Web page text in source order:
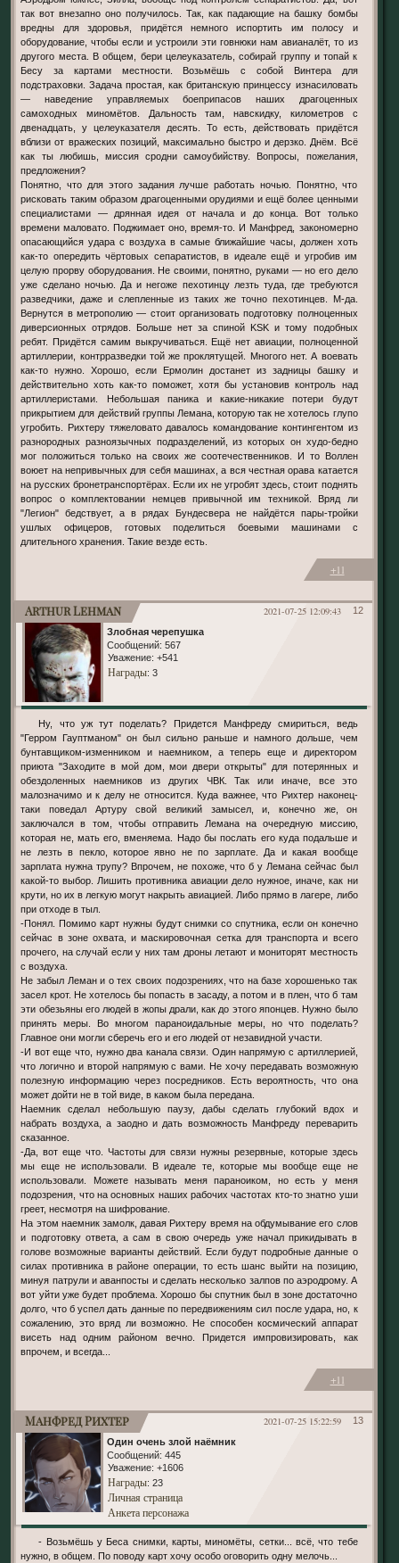
так вот внезапно оно получилось. Так, как падающие на башку бомбы
вредны для здоровья, придётся немного испортить им полосу и
оборудование, чтобы если и устроили эти говнюки нам авианалёт, то из
другого места. В общем, бери целеуказатель, собирай группу и топай к
Бесу за картами местности. Возьмёшь с собой Винтера для
подстраховки. Задача простая, как британскую принцессу изнасиловать
— наведение управляемых боеприпасов наших драгоценных
самоходных миномётов. Дальность там, навскидку, километров с
двенадцать, у целеуказателя десять. То есть, действовать придётся
вблизи от вражеских позиций, максимально быстро и дерзко. Днём. Всё
как ты любишь, миссия сродни самоубийству. Вопросы, пожелания,
предложения?
Понятно, что для этого задания лучше работать ночью. Понятно, что
рисковать таким образом драгоценными орудиями и ещё более ценными
специалистами — дрянная идея от начала и до конца. Вот только
времени маловато. Поджимает оно, время-то. И Манфред, закономерно
опасающийся удара с воздуха в самые ближайшие часы, должен хоть
как-то опередить чёртовых сепаратистов, в идеале ещё и угробив им
целую прорву оборудования. Не своими, понятно, руками — но его дело
уже сделано ночью. Да и негоже пехотинцу лезть туда, где требуются
разведчики, даже и слепленные из таких же точно пехотинцев. М-да.
Вернутся в метрополию — стоит организовать подготовку полноценных
диверсионных отрядов. Больше нет за спиной KSK и тому подобных
ребят. Придётся самим выкручиваться. Ещё нет авиации, полноценной
артиллерии, контрразведки той же проклятущей. Многого нет. А воевать
как-то нужно. Хорошо, если Ермолин достанет из задницы башку и
действительно хоть как-то поможет, хотя бы установив контроль над
артиллеристами. Небольшая паника и какие-никакие потери будут
прикрытием для действий группы Лемана, которую так не хотелось глупо
угробить. Рихтеру тяжеловато давалось командование контингентом из
разнородных разноязычных подразделений, из которых он худо-бедно
мог положиться только на своих же соотечественников. И то Воллен
воюет на непривычных для себя машинах, а вся честная орава катается
на русских бронетранспортёрах. Если их не угробят здесь, стоит поднять
вопрос о комплектовании немцев привычной им техникой. Вряд ли
"Легион" бедствует, а в рядах Бундесвера не найдётся пары-тройки
ушлых офицеров, готовых поделиться боевыми машинами с
длительного хранения. Такие везде есть.
+11
12
2021-07-25 12:09:43
Arthur Lehman
Злобная черепушка
Сообщений: 567
Уважение: +541
Награды: 3
Ну, что уж тут поделать? Придется Манфреду смириться, ведь
"Герром Гауптманом" он был сильно раньше и намного дольше, чем
бунтавщиком-изменником и наемником, а теперь еще и директором
приюта "Заходите в мой дом, мои двери открыты" для потерянных и
обездоленных наемников из других ЧВК. Так или иначе, все это
малозначимо и к делу не относится. Куда важнее, что Рихтер наконец-
таки поведал Артуру свой великий замысел, и, конечно же, он
заключался в том, чтобы отправить Лемана на очередную миссию,
которая не, мать его, вменяема. Надо бы послать его куда подальше и
не лезть в пекло, которое явно не по зарплате. Да и какая вообще
зарплата нужна трупу? Впрочем, не похоже, что б у Лемана сейчас был
какой-то выбор. Лишить противника авиации дело нужное, иначе, как ни
крути, но их в легкую могут накрыть авиацией. Либо прямо в лагере, либо
при отходе в тыл.
-Понял. Помимо карт нужны будут снимки со спутника, если он конечно
сейчас в зоне охвата, и маскировочная сетка для транспорта и всего
прочего, на случай если у них там дроны летают и мониторят местность
с воздуха.
Не забыл Леман и о тех своих подозрениях, что на базе хорошенько так
засел крот. Не хотелось бы попасть в засаду, а потом и в плен, что б там
эти обезьяны его людей в жопы драли, как до этого японцев. Нужно было
принять меры. Во многом параноидальные меры, но что поделать?
Главное они могли сберечь его и его людей от незавидной участи.
-И вот еще что, нужно два канала связи. Один напрямую с артиллерией,
что логично и второй напрямую с вами. Не хочу передавать возможную
полезную информацию через посредников. Есть вероятность, что она
может дойти не в той виде, в каком была передана.
Наемник сделал небольшую паузу, дабы сделать глубокий вдох и
набрать воздуха, а заодно и дать возможность Манфреду переварить
сказанное.
-Да, вот еще что. Частоты для связи нужны резервные, которые здесь
мы еще не использовали. В идеале те, которые мы вообще еще не
использовали. Можете называть меня параноиком, но есть у меня
подозрения, что на основных наших рабочих частотах кто-то знатно уши
греет, несмотря на шифрование.
На этом наемник замолк, давая Рихтеру время на обдумывание его слов
и подготовку ответа, а сам в свою очередь уже начал прикидывать в
голове возможные варианты действий. Если будут подробные данные о
силах противника в районе операции, то есть шанс выйти на позицию,
минуя патрули и аванпосты и сделать несколько залпов по аэродрому. А
вот уйти уже будет проблема. Хорошо бы спутник был в зоне достаточно
долго, что б успел дать данные по передвижениям сил после удара, но, к
сожалению, это вряд ли возможно. Не способен космический аппарат
висеть над одним районом вечно. Придется импровизировать, как
впрочем, и всегда...
+11
13
2021-07-25 15:22:59
Манфред Рихтер
Один очень злой наёмник
Сообщений: 445
Уважение: +1606
Награды: 23
Личная страница
Анкета персонажа
- Возьмёшь у Беса снимки, карты, миномёты, сетки... всё, что тебе
нужно, в общем. По поводу карт хочу особо оговорить одну мелочь...